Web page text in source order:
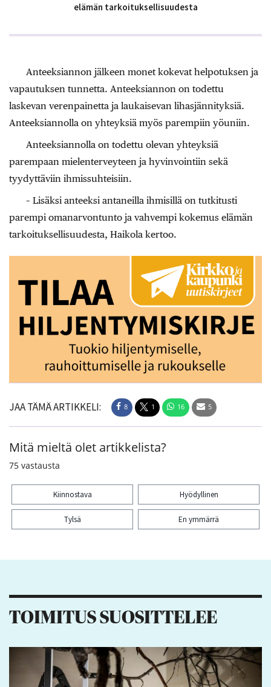
elämän tarkoituksellisuudesta
Anteeksiannon jälkeen monet kokevat helpotuksen ja
vapautuksen tunnetta. Anteeksiannon on todettu
laskevan verenpainetta ja laukaisevan lihasjännityksiä.
Anteeksiannolla on yhteyksiä myös parempiin yöuniin.
Anteeksiannolla on todettu olevan yhteyksiä
parempaan mielenterveyteen ja hyvinvointiin sekä
tyydyttäviin ihmissuhteisiin.
– Lisäksi anteeksi antaneilla ihmisillä on tutkitusti
parempi oman­arvontunto ja vahvempi kokemus elämän
tarkoituksellisuudesta, ­Haikola kertoo.
JAA TÄMÄ ARTIKKELI: 8 1 16 5
Mitä mieltä olet artikkelista?
75 vastausta
Kiinnostava Hyödyllinen
Tylsä En ymmärrä
TOIMITUS SUOSITTELEE